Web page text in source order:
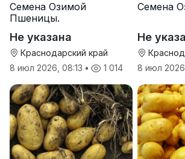
Семена Озимой
Пшеницы.
Не указана
Краснодарский край
8 июл 2026, 08:13 • 1 014
Семена
Не
8 июл